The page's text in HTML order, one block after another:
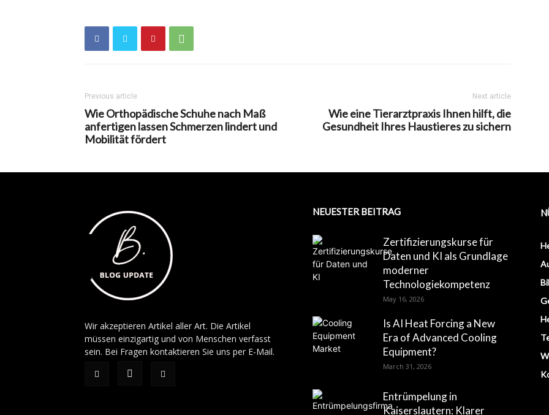
Previous article
Wie Orthopädische Schuhe nach Maß
anfertigen lassen Schmerzen lindert und
Mobilität fördert
Next article
Wie eine Tierarztpraxis Ihnen hilft, die
Gesundheit Ihres Haustieres zu sichern
Wir akzeptieren Artikel aller Art. Die Artikel
müssen einzigartig und von Menschen verfasst
sein. Bei Fragen kontaktieren Sie uns per E-Mail.
NEUESTER BEITRAG
Zertifizierungskurse für
Daten und KI als Grundlage
moderner
Technologiekompetenz
May 16, 2026
Is AI Heat Forcing a New
Era of Advanced Cooling
Equipment?
March 31, 2026
Entrümpelung in
Kaiserslautern: Klarer